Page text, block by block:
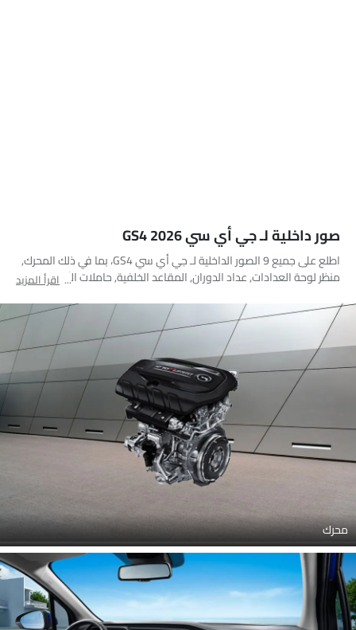
صور داخلية لـ جي أي سي GS4 2026
اطلع على جميع 9 الصور الداخلية لـ جي أي سي GS4، بما في ذلك المحرك,
منظر لوحة العدادات, عداد الدوران, المقاعد الخلفية, حاملات الأكواب, مغير
اقرأ المزيد
محرك